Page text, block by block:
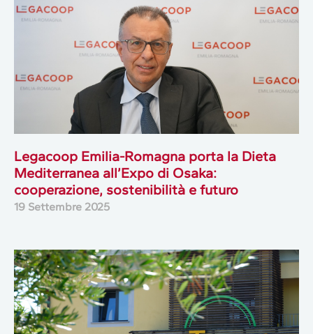
Legacoop Emilia-Romagna porta la Dieta
Mediterranea all’Expo di Osaka:
cooperazione, sostenibilità e futuro
19 Settembre 2025